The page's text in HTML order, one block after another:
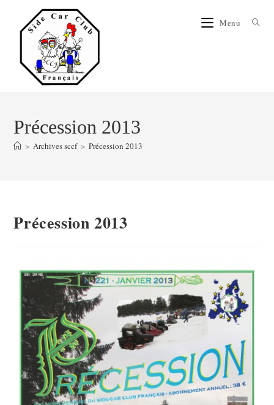
Menu
Précession 2013
> Archives sccf > Précession 2013
Précession 2013